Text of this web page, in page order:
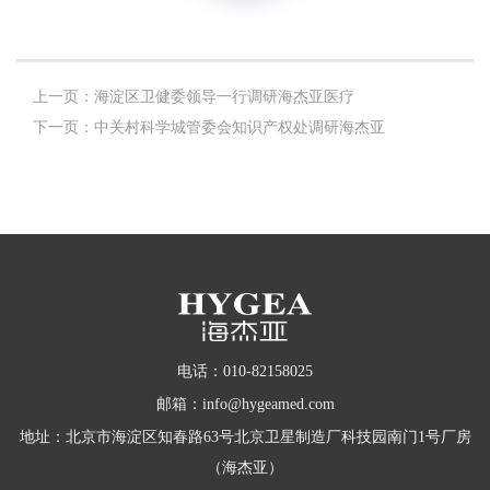
上一页：海淀区卫健委领导一行调研海杰亚医疗
下一页：中关村科学城管委会知识产权处调研海杰亚
电话：010-82158025
邮箱：info@hygeamed.com
地址：北京市海淀区知春路63号北京卫星制造厂科技园南门1号厂房
（海杰亚）